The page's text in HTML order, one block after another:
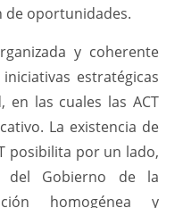
de oportunidades.
y coherente
estratégicas
las cuales las ACT
La existencia de
posibilita por un lado,
del Gobierno de la
homogénea y